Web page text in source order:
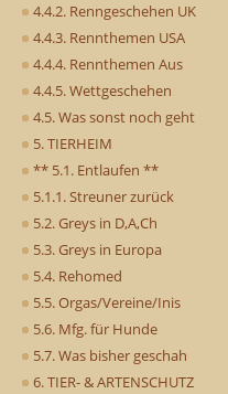
4.4.2. Renngeschehen UK
4.4.3. Rennthemen USA
4.4.4. Rennthemen Aus
4.4.5. Wettgeschehen
4.5. Was sonst noch geht
5. TIERHEIM
** 5.1. Entlaufen **
5.1.1. Streuner zurück
5.2. Greys in D,A,Ch
5.3. Greys in Europa
5.4. Rehomed
5.5. Orgas/Vereine/Inis
5.6. Mfg. für Hunde
5.7. Was bisher geschah
6. TIER- & ARTENSCHUTZ